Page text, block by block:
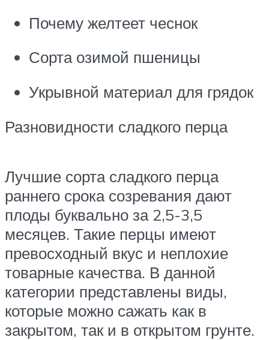
Почему желтеет чеснок
Сорта озимой пшеницы
Укрывной материал для грядок
Разновидности сладкого перца
Лучшие сорта сладкого перца
раннего срока созревания дают
плоды буквально за 2,5-3,5
месяцев. Такие перцы имеют
превосходный вкус и неплохие
товарные качества. В данной
категории представлены виды,
которые можно сажать как в
закрытом, так и в открытом грунте.